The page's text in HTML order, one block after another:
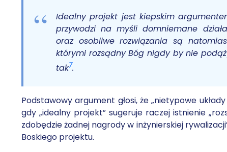
Idealny projekt jest kiepskim
przywodzi na myśli domniemane
oraz osobliwe rozwiązania są
którymi rozsądny Bóg nigdy by nie
tak7.
Podstawowy argument głosi, że „nietypowe
gdy „idealny projekt” sugeruje raczej istnienie
zdobędzie żadnej nagrody w inżynierskiej
Boskiego projektu.